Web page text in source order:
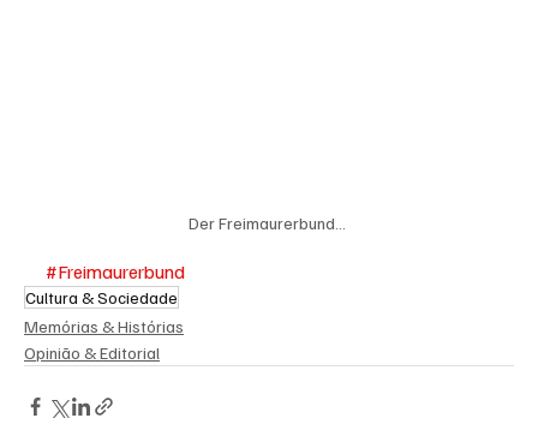
Der Freimaurerbund...
#Freimaurerbund
Cultura & Sociedade
Memórias & Histórias
Opinião & Editorial